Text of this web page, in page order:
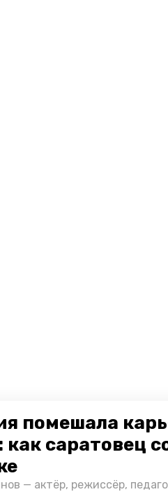
помешала
саратовец
— актёр, режиссёр,